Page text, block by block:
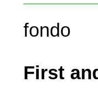
fondo
First